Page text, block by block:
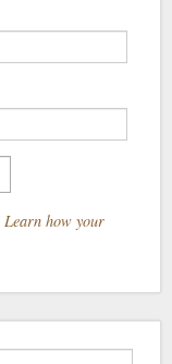
Learn how your